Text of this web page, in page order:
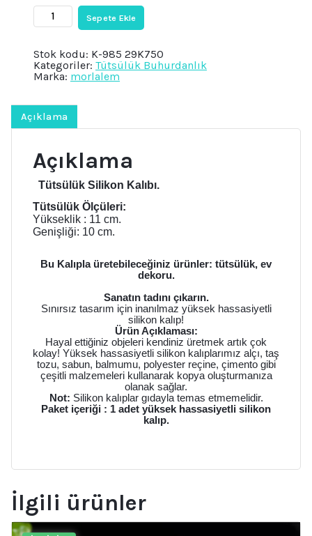
11cm
Geri
Tütsülük
Silikon
Kalıp
adet
Sepete Ekle
Stok kodu: K-985 29K750
Kategoriler: Tütsülük Buhurdanlık
Marka: morlalem
Açıklama
Açıklama
Tütsülük Silikon Kalıbı.
Tütsülük Ölçüleri:
Yükseklik : 11 cm.
Genişliği: 10 cm.
Bu Kalıpla üretebileceğiniz ürünler: tütsülük, ev
dekoru.
Sanatın tadını çıkarın.
Sınırsız tasarım için inanılmaz yüksek hassasiyetli
silikon kalıp!
Ürün Açıklaması:
Hayal ettiğiniz objeleri kendiniz üretmek artık çok
kolay! Yüksek hassasiyetli silikon kalıplarımız alçı, taş
tozu, sabun, balmumu, polyester reçine, çimento gibi
çeşitli malzemeleri kullanarak kopya oluşturmanıza
olanak sağlar.
Not: Silikon kalıplar gıdayla temas etmemelidir.
Paket içeriği : 1 adet yüksek hassasiyetli silikon
kalıp.
İlgili ürünler